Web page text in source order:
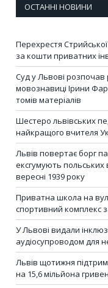
ОСТАННІ НОВИНИ
Перехрестя
за кошти приватних
Суд у Львові
мовознавиці Ірини
томів матеріалів
Шестеро львівських
найкращого вчителя
Львів повертає борг
ексгумують польських
вересні 1939 року
Приватна школа на
спортивний комплекс
У Львові видали
аудіосупроводом для
Львів щотижня
на 15,6 мільйона